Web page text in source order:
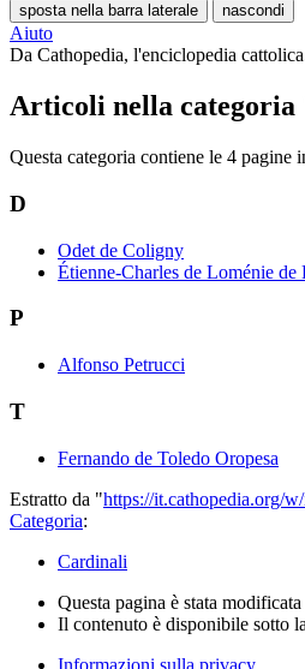
sposta nella barra laterale nascondi
Aiuto
Da Cathopedia, l'enciclopedia
Articoli nella
Questa categoria contiene le 4 pagine
D
Odet de Coligny
Étienne-Charles de Loménie de
P
Alfonso Petrucci
T
Fernando de Toledo Oropesa
Estratto da "https://it.cathopedia.org/
Categoria:
Cardinali
Questa pagina è stata
Il contenuto è disponibile sotto la
Informazioni sulla privacy